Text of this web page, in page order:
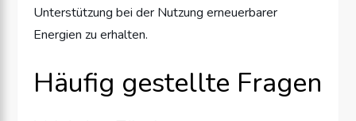
Unterstützung bei der Nutzung erneuerbarer
Energien zu erhalten.
Häufig gestellte Fragen